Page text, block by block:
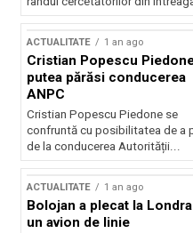
ACTUALITATE 1 an ago
Cristian Popescu
putea părăsi conducerea
ANPC
Cristian Popescu Piedone se
confruntă cu posibilitatea de a
de la conducerea Autorității...
ACTUALITATE 1 an ago
Bolojan a plecat la
un avion de linie